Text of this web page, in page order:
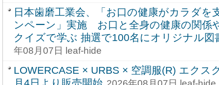
日本歯磨工業会、「お口の健康がカラダを
ンペーン」実施 お口と全身の健康の関係
クイズで学ぶ 抽選で100名にオリジナル図
年08月07日 leaf-hide
LOWERCASE × URBS × 空調服(R) エク